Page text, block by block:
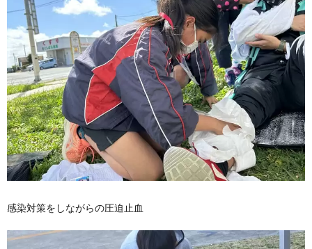
感染対策をしながらの圧迫止血